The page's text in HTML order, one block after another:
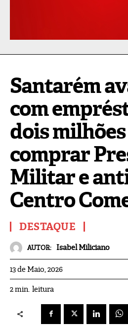
Santarém
com
dois
comprar
Militar e
Centro
DESTAQUE
AUTOR: Isabel Miliciano
13 de Maio, 2026
2min. leitura